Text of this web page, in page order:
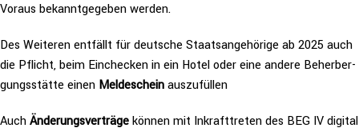
Voraus bekannt­ge­ge­ben werden.
Des Weiteren entfällt für deutsche Staats­an­ge­hö­ri­ge ab 2025 auch
die Pflicht, beim Ein­che­cken in ein Hotel oder eine andere Beher­ber­
gungs­stät­te einen Mel­de­scheinauszufüllen
AuchÄnde­rungs­ver­trä­gekönnen mit Inkraft­tre­ten des BEG IV digital